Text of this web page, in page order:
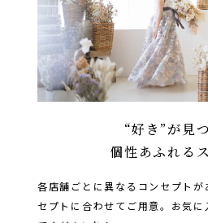
“好き”が見
個性あふれる
各店舗ごとに異なるコンセプト
セプトに合わせてご用意。お気